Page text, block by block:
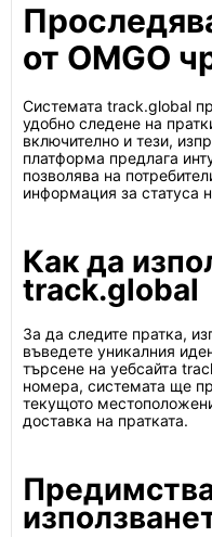
от OMGO
Системата track.global
удобно следене на
включително и тези,
платформа предлага
позволява на
информация за статуса
Как да
track.global
За да следите пратка,
въведете уникалния
търсене на уебсайта
номера, системата ще
текущото
доставка на пратката.